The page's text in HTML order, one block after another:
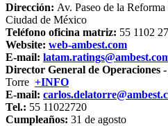
Dirección: Av. Paseo de la
Ciudad de México
Teléfono oficina matriz: 55 1102
Website: web-ambest.com
E-mail:
Director General de Operaciones
Torre +INFO
E-mail:
Tel.: 55 11022720
Cumpleaños: 31 de agosto